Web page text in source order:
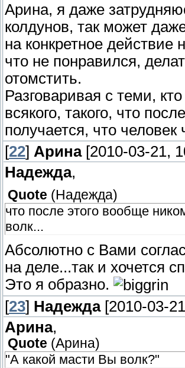
Арина, я даже
колдунов, так может
на конкретное
что не понравился,
отомстить.
Разговаривая с теми,
всякого, такого, что
получается, что человек
[22] Арина[2010-03-21,
Надежда,
Quote (Надежда)
что после этого вообще
волк...
Абсолютно с Вами
на деле...так и хочется
Это я образно.
[23] Надежда[2010-03-
Арина,
Quote (Арина)
"А какой масти Вы волк?"